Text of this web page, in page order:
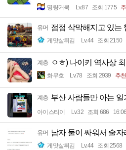
명량거북 Lv.87 조회 1775
유머 점점 삭막해지고 있는
게맛살튀김 Lv.44 조회 2150
계층 ㅇㅎ) 나이키 역사상
화무호 Lv.78 조회 2939 추
계층 부산 사람들만 아는 일
아이스티이 Lv.32 조회 686 16:06
유머 남자 둘이 싸워서 술자
게맛살튀김 Lv.44 조회 2568